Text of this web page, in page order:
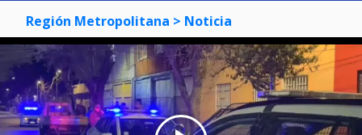
Región Metropolitana > Noticia